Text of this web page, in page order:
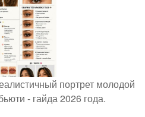
портрет молодой
- гайда 2026 года.